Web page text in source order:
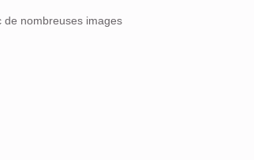
de nombreuses images